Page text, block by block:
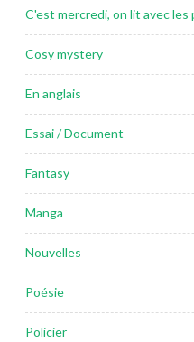
C'est mercredi, on lit avec les
Cosy mystery
En anglais
Essai / Document
Fantasy
Manga
Nouvelles
Poésie
Policier